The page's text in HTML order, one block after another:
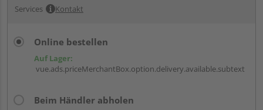
Services Kontakt
Online bestellen
Auf Lager:
vue.ads.priceMerchantBox.option.delivery.available.subtext
Beim Händler abholen